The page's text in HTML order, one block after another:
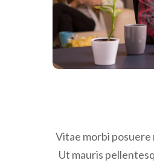
Vitae morbi posuere
Ut mauris